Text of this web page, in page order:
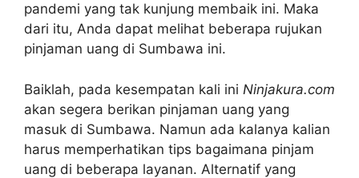
pandemi yang tak kunjung membaik ini. Maka
dari itu, Anda dapat melihat beberapa rujukan
pinjaman uang di Sumbawa ini.
Baiklah, pada kesempatan kali ini Ninjakura.com
akan segera berikan pinjaman uang yang
masuk di Sumbawa. Namun ada kalanya kalian
harus memperhatikan tips bagaimana pinjam
uang di beberapa layanan. Alternatif yang